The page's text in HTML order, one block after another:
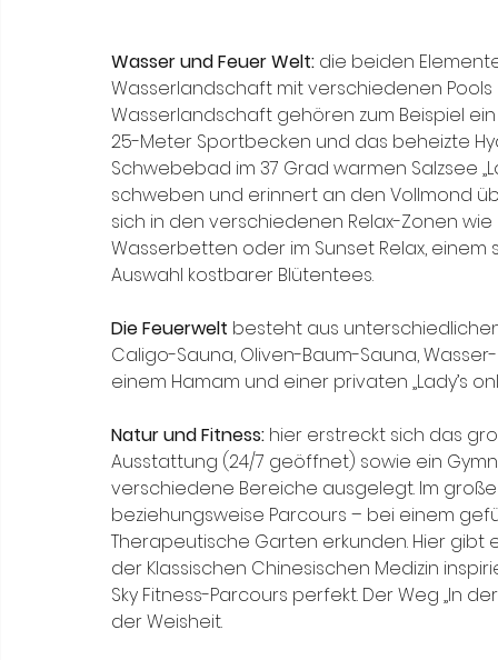
Wasser und Feuer Welt: die beiden
Wasserlandschaft mit verschiedenen
Wasserlandschaft gehören zum Beispiel
25-Meter Sportbecken und das beheizte
Schwebebad im 37 Grad warmen Salzsee
schweben und erinnert an den Vollmond
sich in den verschiedenen Relax-Zonen
Wasserbetten oder im Sunset Relax,
Auswahl kostbarer Blütentees.
Die Feuerwelt besteht aus
Caligo-Sauna, Oliven-Baum-Sauna,
einem Hamam und einer privaten „Lady’s
Natur und Fitness: hier erstreckt sich das
Ausstattung (24/7 geöffnet) sowie ein
verschiedene Bereiche ausgelegt. Im
beziehungsweise Parcours – bei einem
Therapeutische Garten erkunden. Hier gibt
der Klassischen Chinesischen Medizin
Sky Fitness-Parcours perfekt. Der Weg „In
der Weisheit.